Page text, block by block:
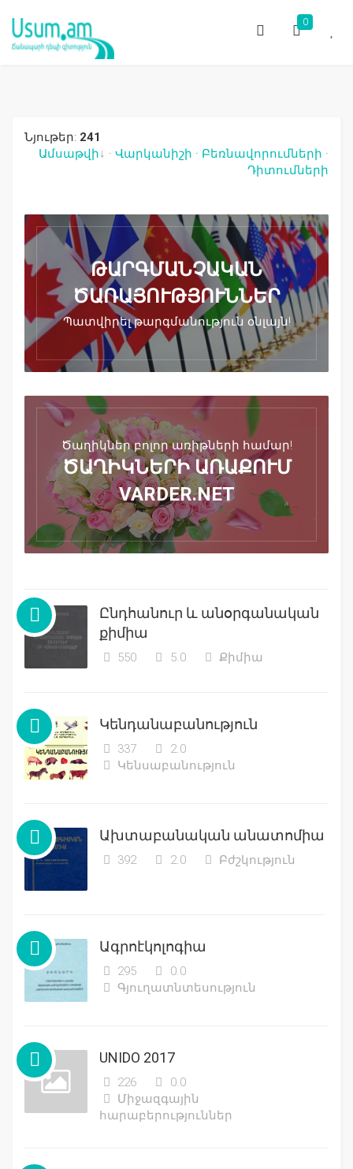
0
Նյութեր: 241
Ամսաթվի
· Վարկանիշի · Բեռնավորումների ·
Դիտումների
ԹԱՐԳՄԱՆՉԱԿԱՆ
ԾԱՌԱՅՈՒԹՅՈՒՆՆԵՐ
Պատվիրել թարգմանություն օնլայն!
Ծաղիկներ բոլոր առիթների համար!
ԾԱՂԻԿՆԵՐԻ ԱՌԱՔՈՒՄ
VARDER.NET
Ընդհանուր և անօրգանական
քիմիա
550 5.0 Քիմիա
Կենդանաբանություն
337
2.0
Կենսաբանություն
Ախտաբանական անատոմիա
392 2.0 Բժշկություն
Ագրոէկոլոգիա
295
0.0
Գյուղատնտեսություն
UNIDO 2017
226
0.0
Միջազգային
հարաբերություններ